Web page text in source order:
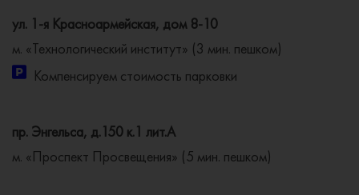
ул. 1-я Красноармейская, дом 8-10
м. «Технологический институт» (3 мин. пешком)
Компенсируем стоимость парковки
пр. Энгельса, д.150 к.1 лит.А
м. «Проспект Просвещения» (5 мин. пешком)